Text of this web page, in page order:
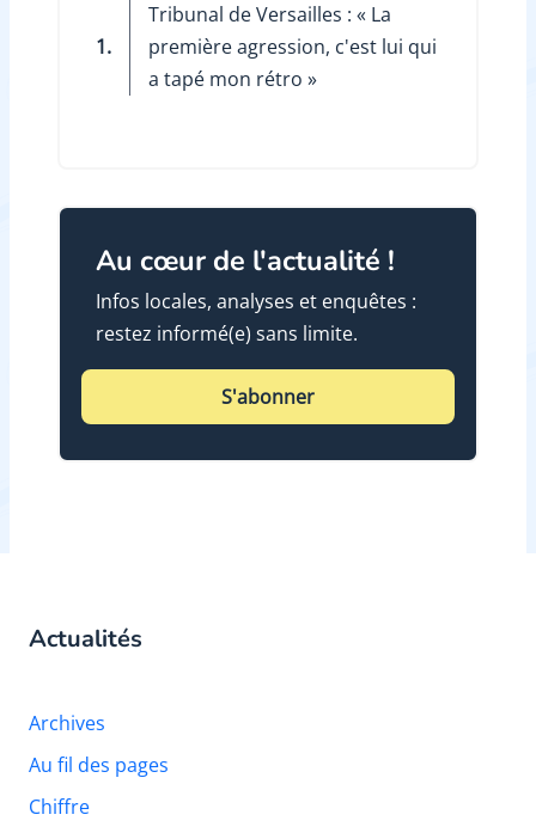
1.
Tribunal de Versailles : « La
première agression, c'est lui qui
a tapé mon rétro »
Au cœur de l'actualité !
Infos locales, analyses et enquêtes :
restez informé(e) sans limite.
S'abonner
Actualités
Archives
Au fil des pages
Chiffre